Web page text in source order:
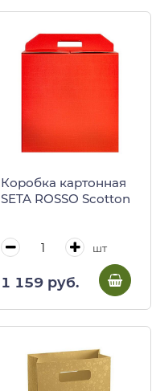
Коробка картонная
SETA ROSSO Scotton
шт
1 159 руб.